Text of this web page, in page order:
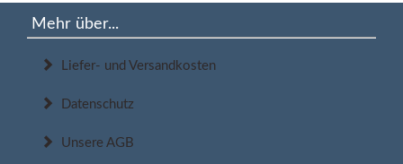
Mehr über...
Liefer- und Versandkosten
Datenschutz
Unsere AGB